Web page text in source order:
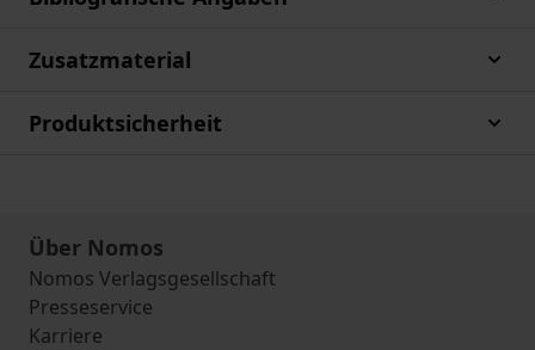
Zusatzmaterial
Produktsicherheit
Über Nomos
Nomos Verlagsgesellschaft
Presseservice
Karriere